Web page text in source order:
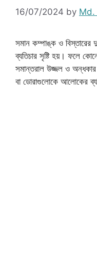
16/07/2024 by Md.
সমান কম্পাঙ্ক ও বিস্তারের
ব্যতিচার সৃষ্টি হয়। ফলে
সমান্তরাল উজ্জল ও
বা ডোরাগুলোকে আলোকের